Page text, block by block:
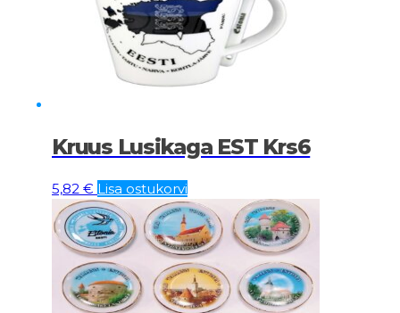
Kruus Lusikaga EST Krs6
5,82 € Lisa ostukorvi